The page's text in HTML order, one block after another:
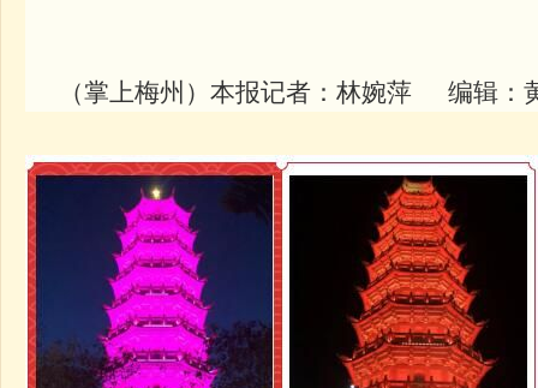
（掌上梅州）本报记者：林婉萍 编辑：